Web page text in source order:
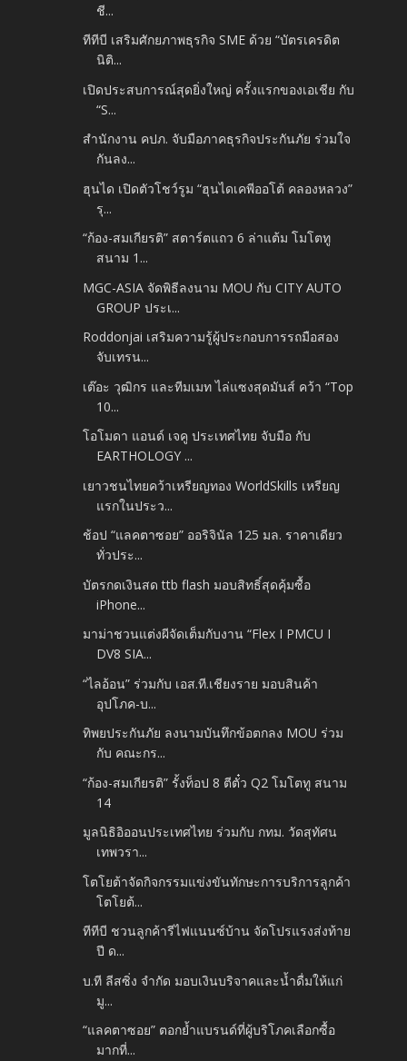
ชี...
ทีทีบี เสริมศักยภาพธุรกิจ SME ด้วย “บัตรเครดิต
นิติ...
เปิดประสบการณ์สุดยิ่งใหญ่ ครั้งแรกของเอเชีย กับ
“S...
สำนักงาน คปภ. จับมือภาคธุรกิจประกันภัย ร่วมใจ
กันลง...
ฮุนได เปิดตัวโชว์รูม “ฮุนไดเคพีออโต้ คลองหลวง”
รุ...
“ก้อง-สมเกียรติ” สตาร์ตแถว 6 ล่าแต้ม โมโตทู
สนาม 1...
MGC-ASIA จัดพิธีลงนาม MOU กับ CITY AUTO
GROUP ประเ...
Roddonjai เสริมความรู้ผู้ประกอบการรถมือสอง
จับเทรน...
เต๊อะ วุฒิกร และทีมเมท ไล่แซงสุดมันส์ คว้า “Top
10...
โอโมดา แอนด์ เจคู ประเทศไทย จับมือ กับ
EARTHOLOGY ...
เยาวชนไทยคว้าเหรียญทอง WorldSkills เหรียญ
แรกในประว...
ช้อป “แลคตาซอย” ออริจินัล 125 มล. ราคาเดียว
ทั่วประ...
บัตรกดเงินสด ttb flash มอบสิทธิ์สุดคุ้มซื้อ
iPhone...
มาม่าชวนแต่งผีจัดเต็มกับงาน “Flex I PMCU I
DV8 SIA...
“ไลอ้อน” ร่วมกับ เอส.ที.เชียงราย มอบสินค้า
อุปโภค-บ...
ทิพยประกันภัย ลงนามบันทึกข้อตกลง MOU ร่วม
กับ คณะกร...
“ก้อง-สมเกียรติ” รั้งท็อป 8 ตีตั๋ว Q2 โมโตทู สนาม
14
มูลนิธิอิออนประเทศไทย ร่วมกับ กทม. วัดสุทัศน
เทพวรา...
โตโยต้าจัดกิจกรรมแข่งขันทักษะการบริการลูกค้า
โตโยต้...
ทีทีบี ชวนลูกค้ารีไฟแนนซ์บ้าน จัดโปรแรงส่งท้าย
ปี ด...
บ.ที ลีสซิ่ง จำกัด มอบเงินบริจาคและน้ำดื่มให้แก่
มู...
“แลคตาซอย” ตอกย้ำแบรนด์ที่ผู้บริโภคเลือกซื้อ
มากที่...